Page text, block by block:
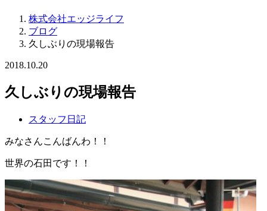
株式会社エッジライフ
ブログ
久しぶりの現場報告
2018.10.20
久しぶりの現場報告
スタッフ日記
みなさんこんばんわ！！
世界の石田です！！